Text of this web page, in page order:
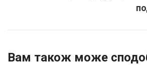
Вам також може